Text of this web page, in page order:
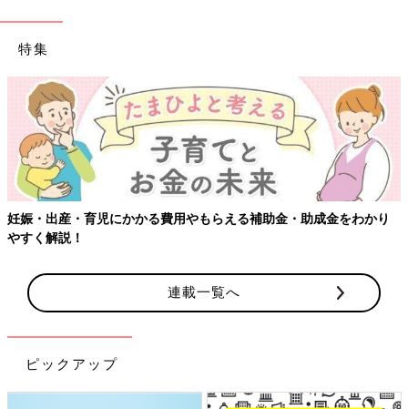
特集
妊娠・出産・育児にかかる費用やもらえる補助金・助成金をわかり
やすく解説！
連載一覧へ
ピックアップ